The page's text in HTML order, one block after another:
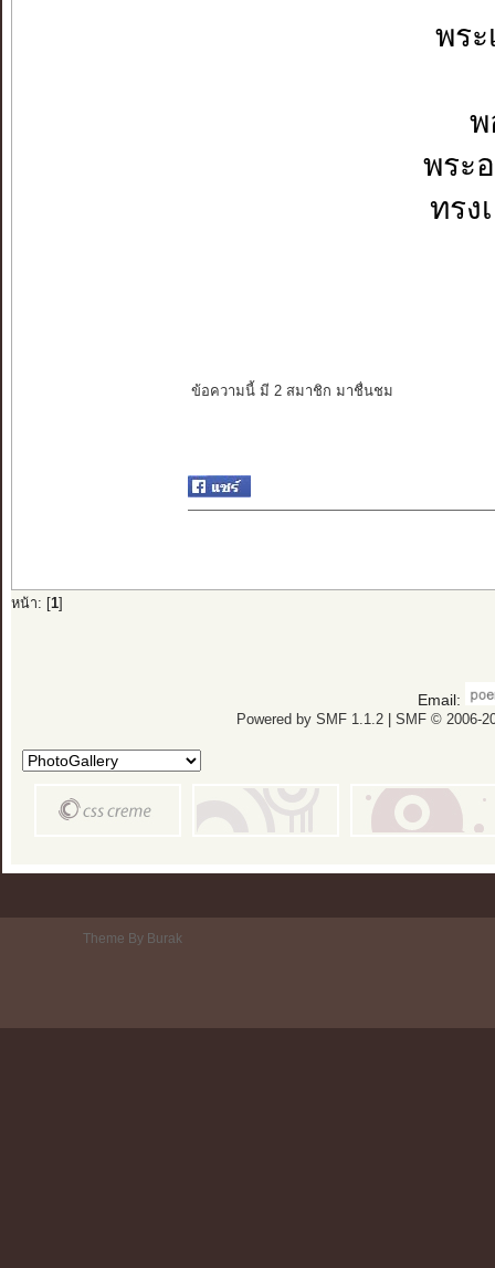
พร
พ
พระ
ทรง
ข้อความนี้ มี 2 สมาชิก มาชื่นชม
หน้า: [ 1]
Email:
Powered by SMF 1.1.2| SMF © 2006-
Theme By Burak